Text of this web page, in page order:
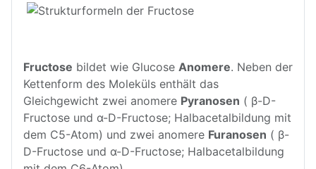
Fructose bildet wie Glucose Anomere. Neben der
Kettenform des Moleküls enthält das
Gleichgewicht zwei anomere Pyranosen ( β-D-
Fructose und α-D-Fructose; Halbacetalbildung mit
dem C5-Atom) und zwei anomere Furanosen ( β-
D-Fructose und α-D-Fructose; Halbacetalbildung